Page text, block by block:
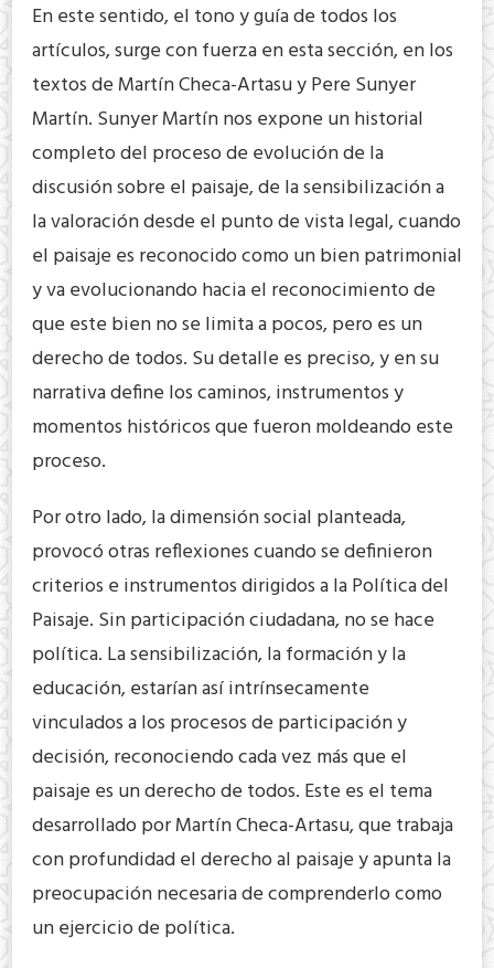
En este sentido, el tono y guía de todos los
artículos, surge con fuerza en esta sección, en los
textos de Martín Checa-Artasu y Pere Sunyer
Martín. Sunyer Martín nos expone un historial
completo del proceso de evolución de la
discusión sobre el paisaje, de la sensibilización a
la valoración desde el punto de vista legal, cuando
el paisaje es reconocido como un bien patrimonial
y va evolucionando hacia el reconocimiento de
que este bien no se limita a pocos, pero es un
derecho de todos. Su detalle es preciso, y en su
narrativa define los caminos, instrumentos y
momentos históricos que fueron moldeando este
proceso.
Por otro lado, la dimensión social planteada,
provocó otras reflexiones cuando se definieron
criterios e instrumentos dirigidos a la Política del
Paisaje. Sin participación ciudadana, no se hace
política. La sensibilización, la formación y la
educación, estarían así intrínsecamente
vinculados a los procesos de participación y
decisión, reconociendo cada vez más que el
paisaje es un derecho de todos. Este es el tema
desarrollado por Martín Checa-Artasu, que trabaja
con profundidad el derecho al paisaje y apunta la
preocupación necesaria de comprenderlo como
un ejercicio de política.